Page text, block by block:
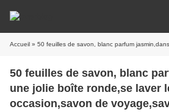
Accueil » 50 feuilles de savon, blanc parfum jasmin,dans une jolie boîte ronde,se laver les mains en toute
50 feuilles de savon, blanc
une jolie boîte ronde,se laver
occasion,savon de